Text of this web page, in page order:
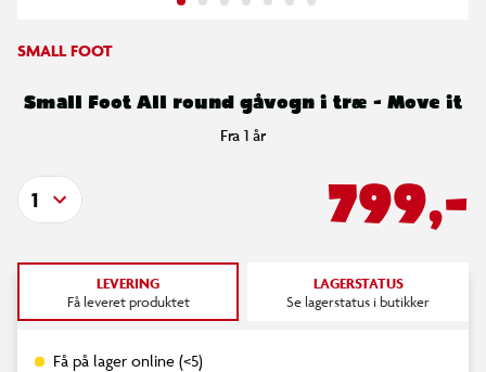
SMALL FOOT
Small Foot All round gåvogn i træ - Move it
Fra 1 år
799,-
1
LEVERING
Få leveret produktet
LAGERSTATUS
Se lagerstatus i butikker
Få på lager online (<5)